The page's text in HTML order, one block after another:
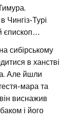
Чингіз-Турі
єпископ…
сибірському
в ханстві
Але йшли
мара та
виснажив
і його